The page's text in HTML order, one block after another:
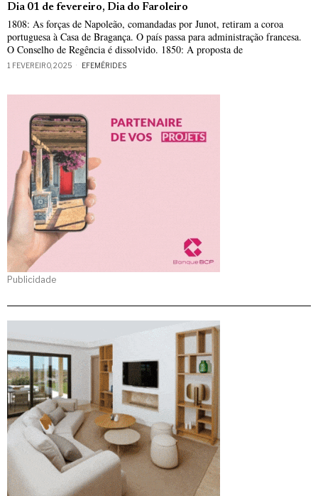
Dia 01 de fevereiro, Dia do Faroleiro
1808: As forças de Napoleão, comandadas por Junot, retiram a coroa
portuguesa à Casa de Bragança. O país passa para administração francesa.
O Conselho de Regência é dissolvido. 1850: A proposta de
1 FEVEREIRO, 2025 EFEMÉRIDES
Publicidade